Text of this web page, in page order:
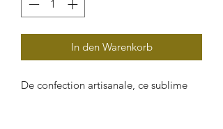
In den Warenkorb
De confection artisanale, ce sublime